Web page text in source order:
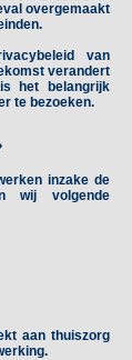
overgemaakt
van
verandert
het belangrijk
te bezoeken.
inzake de
wij volgende
aan thuiszorg